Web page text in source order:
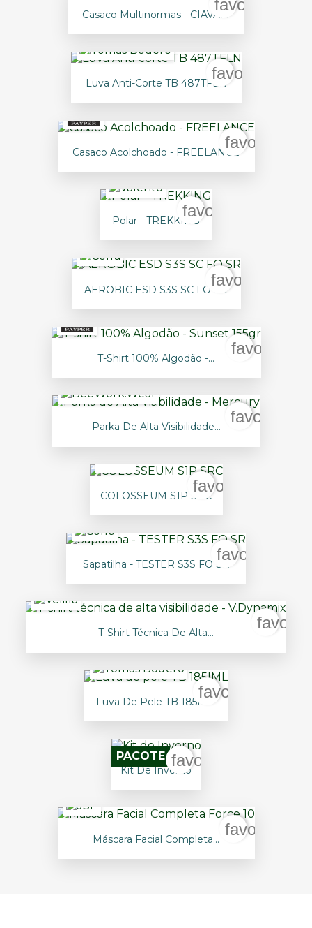
Casaco Multinormas - CIAVAM
Luva Anti-Corte TB 487TFLN
Casaco Acolchoado - FREELANCE
Polar - TREKKING
favorite_border
AEROBIC ESD S3S SC FO SR
T-Shirt 100% Algodão -...
Parka De Alta Visibilidade...
COLOSSEUM S1P SRC
favorite_border
Sapatilha - TESTER S3S FO SR
T-Shirt Técnica De Alta...
Luva De Pele TB 185IML
favorite_border
Kit De Inverno
PACOTE favorite_border
Máscara Facial Completa...